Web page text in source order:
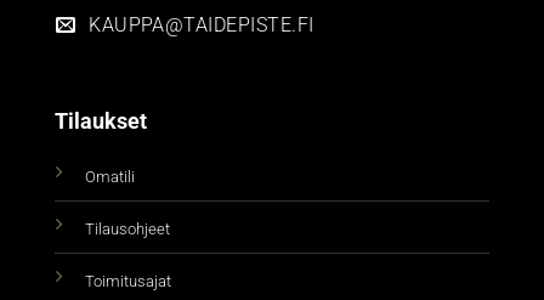
KAUPPA@TAIDEPISTE.FI
Tilaukset
Omatili
Tilausohjeet
Toimitusajat